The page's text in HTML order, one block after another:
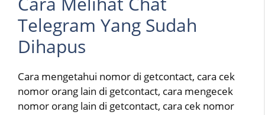
Telegram Yang Sudah
Dihapus
Cara mengetahui nomor di getcontact, cara cek
nomor orang lain di getcontact, cara mengecek
nomor orang lain di getcontact, cara cek nomor